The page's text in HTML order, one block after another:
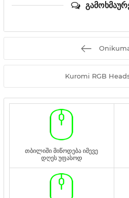
Kuromi RGB
თბილიში მიწოდება იმევე
დღეს უფასოდ